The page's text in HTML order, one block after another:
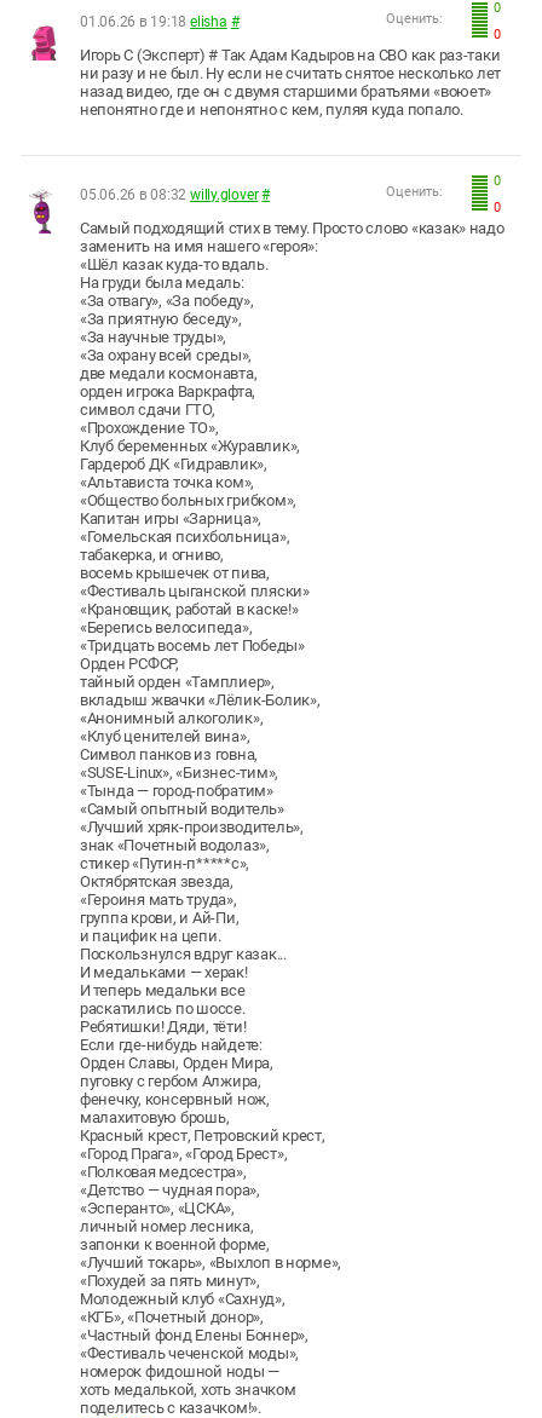
0
0
Оценить:
01.06.26 в 19:18 elisha #
Игорь С (Эксперт) # Так Адам Кадыров на СВО как раз-таки
ни разу и не был. Ну если не считать снятое несколько лет
назад видео, где он с двумя старшими братьями «воюет»
непонятно где и непонятно с кем, пуляя куда попало.
0
0
Оценить:
05.06.26 в 08:32 willy.glover #
Самый подходящий стих в тему. Просто слово «казак» надо
заменить на имя нашего «героя»:
«Шёл казак куда-то вдаль.
На груди была медаль:
«За отвагу», «За победу»,
«За приятную беседу»,
«За научные труды»,
«За охрану всей среды»,
две медали космонавта,
орден игрока Варкрафта,
символ сдачи ГТО,
«Прохождение ТО»,
Клуб беременных «Журавлик»,
Гардероб ДК «Гидравлик»,
«Альтависта точка ком»,
«Общество больных грибком»,
Капитан игры «Зарница»,
«Гомельская психбольница»,
табакерка, и огниво,
восемь крышечек от пива,
«Фестиваль цыганской пляски»
«Крановщик, работай в каске!»
«Берегись велосипеда»,
«Тридцать восемь лет Победы»
Орден РСФСР,
тайный орден «Тамплиер»,
вкладыш жвачки «Лёлик-Болик»,
«Анонимный алкоголик»,
«Клуб ценителей вина»,
Символ панков из говна,
«SUSE-Linux», «Бизнес-тим»,
«Тында — город-побратим»
«Самый опытный водитель»
«Лучший хряк-производитель»,
знак «Почетный водолаз»,
стикер «Путин-п*****с»,
Октябрятская звезда,
«Героиня мать труда»,
группа крови, и Ай-Пи,
и пацифик на цепи.
Поскользнулся вдруг казак...
И медальками — херак!
И теперь медальки все
раскатились по шоссе.
Ребятишки! Дяди, тёти!
Если где-нибудь найдете:
Орден Славы, Орден Мира,
пуговку с гербом Алжира,
фенечку, консервный нож,
малахитовую брошь,
Красный крест, Петровский крест,
«Город Прага», «Город Брест»,
«Полковая медсестра»,
«Детство — чудная пора»,
«Эсперанто», «ЦСКА»,
личный номер лесника,
запонки к военной форме,
«Лучший токарь», «Выхлоп в норме»,
«Похудей за пять минут»,
Молодежный клуб «Сахнуд»,
«КГБ», «Почетный донор»,
«Частный фонд Елены Боннер»,
«Фестиваль чеченской моды»,
номерок фидошной ноды —
хоть медалькой, хоть значком
поделитесь с казачком!».